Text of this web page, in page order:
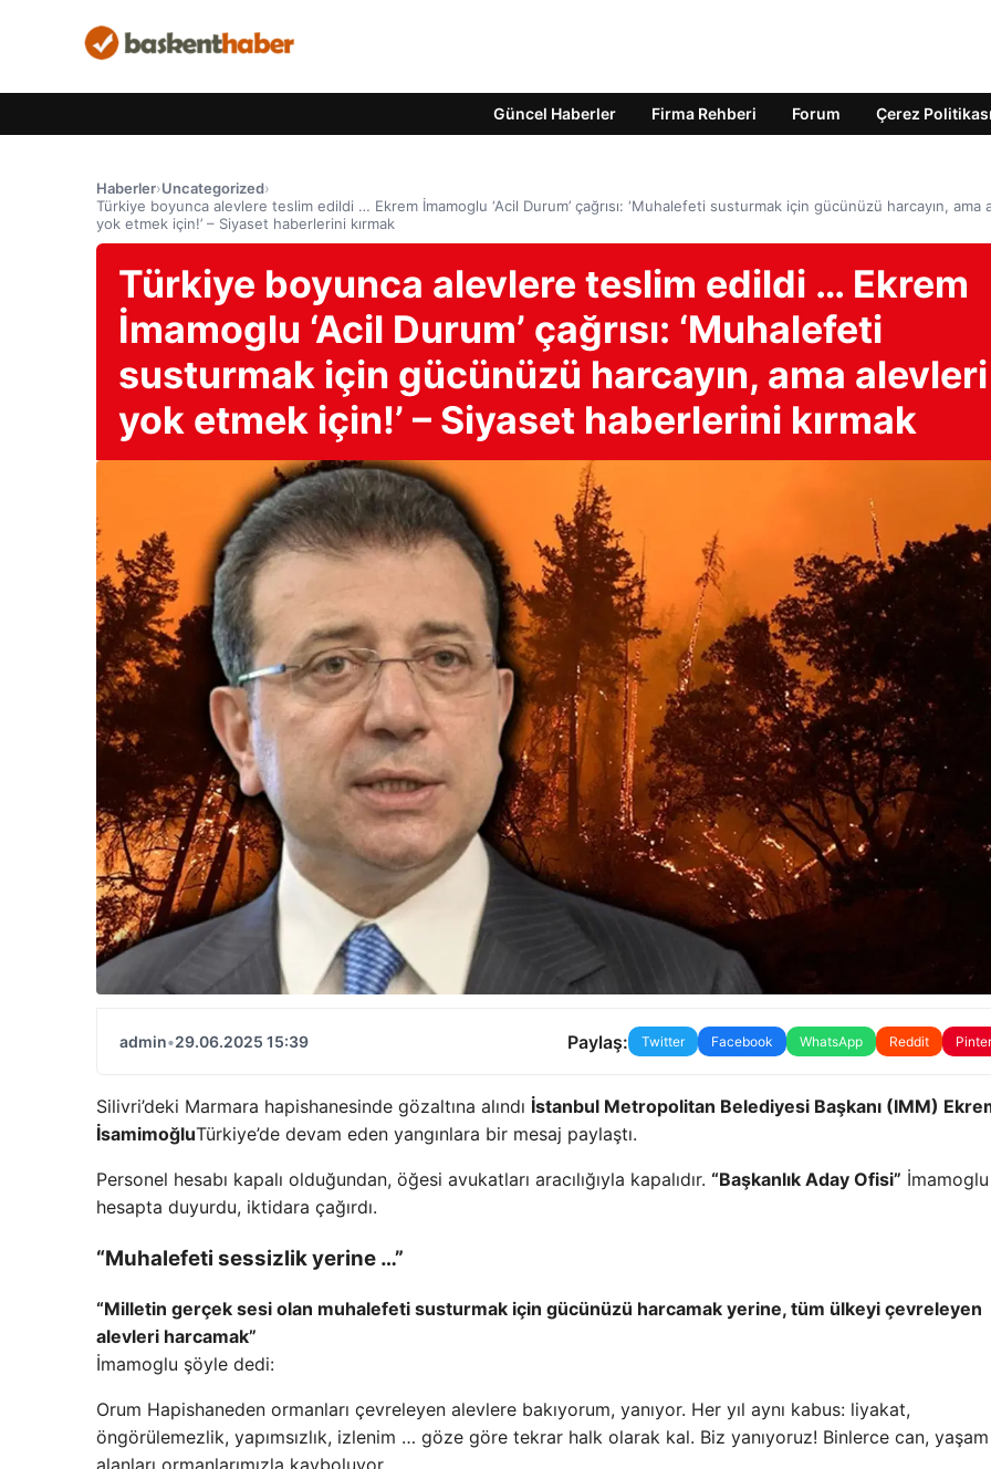
Güncel Haberler Firma Rehberi Forum Çerez Politikası
Haberler›Uncategorized›
Türkiye boyunca alevlere teslim edildi … Ekrem İmamoglu ‘Acil Durum’ çağrısı: ‘Muhalefeti susturmak için gücünüzü harcayın, ama
yok etmek için!’ – Siyaset haberlerini kırmak
Türkiye boyunca alevlere teslim edildi … Ekrem
İmamoglu ‘Acil Durum’ çağrısı: ‘Muhalefeti
susturmak için gücünüzü harcayın, ama alevleri
yok etmek için!’ – Siyaset haberlerini kırmak
admin•29.06.2025 15:39 Paylaş: Twitter Facebook WhatsApp Reddit
Silivri’deki Marmara hapishanesinde gözaltına alındı İstanbul Metropolitan Belediyesi Başkanı (IMM)
İsamimoğluTürkiye’de devam eden yangınlara bir mesaj paylaştı.
Personel hesabı kapalı olduğundan, öğesi avukatları aracılığıyla kapalıdır. “Başkanlık Aday Ofisi” İmamoglu
hesapta duyurdu, iktidara çağırdı.
“Muhalefeti sessizlik yerine …”
“Milletin gerçek sesi olan muhalefeti susturmak için gücünüzü harcamak yerine, tüm ülkeyi çevreleyen
alevleri harcamak”
İmamoglu şöyle dedi:
Orum Hapishaneden ormanları çevreleyen alevlere bakıyorum, yanıyor. Her yıl aynı kabus: liyakat,
öngörülemezlik, yapımsızlık, izlenim … göze göre tekrar halk olarak kal. Biz yanıyoruz! Binlerce can, yaşam
alanları ormanlarımızla kayboluyor.